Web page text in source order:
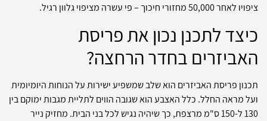
ציפויו לאחר 50,000 מחזורי חיכוך – פי עשרה מציפוי גלוון רגיל.
כיצד לתכנן נכון את פריסת
האביזרים בחדר הרחצה?
תכנון פריסת האביזרים הוא שלב שמשפיע ישירות על הנוחות היומיומית
ועל מראה החלל. כלל האצבע הוא שגובה הווים לתליית מגבות ימוקם בין
130 ל-150 ס"מ מרצפת, כך שיהיה נגיש לכל בני הבית. מחזיק נייר